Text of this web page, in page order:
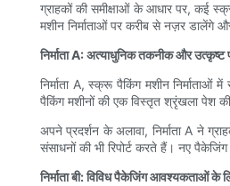
ग्राहकों की समीक्षाओं के आधार पर, कई
मशीन निर्माताओं पर करीब से नज़र डालेंगे
निर्माता A: अत्याधुनिक तकनीक और उत्कृष्ट
निर्माता A, स्क्रू पैकिंग मशीन
पैकिंग मशीनों की एक विस्तृत श्रृंखला पेश
अपने प्रदर्शन के अलावा, निर्माता A ने
संसाधनों की भी रिपोर्ट करते हैं। नए
निर्माता बी: विविध पैकेजिंग आवश्यकताओं